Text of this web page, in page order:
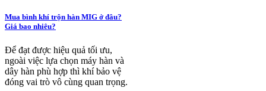
Mua bình khí trộn hàn MIG ở đâu?
Giá bao nhiêu?
Để đạt được hiệu quả tối ưu,
ngoài việc lựa chọn máy hàn và
dây hàn phù hợp thì khí bảo vệ
đóng vai trò vô cùng quan trọng.